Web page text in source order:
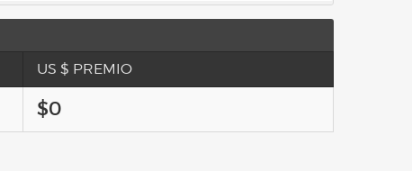
US $ PREMIO
$0